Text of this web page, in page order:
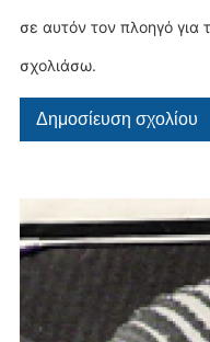
σε αυτόν τον πλοηγό
σχολιάσω.